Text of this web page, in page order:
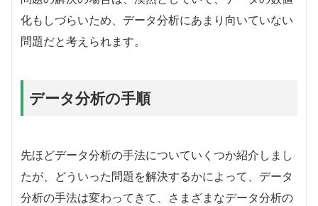
化もしづらいため、データ分析にあまり向いていない
問題だと考えられます。
データ分析の手順
先ほどデータ分析の手法についていくつか紹介しまし
たが、どういった問題を解決するかによって、データ
分析の手法は変わってきて、さまざまなデータ分析の